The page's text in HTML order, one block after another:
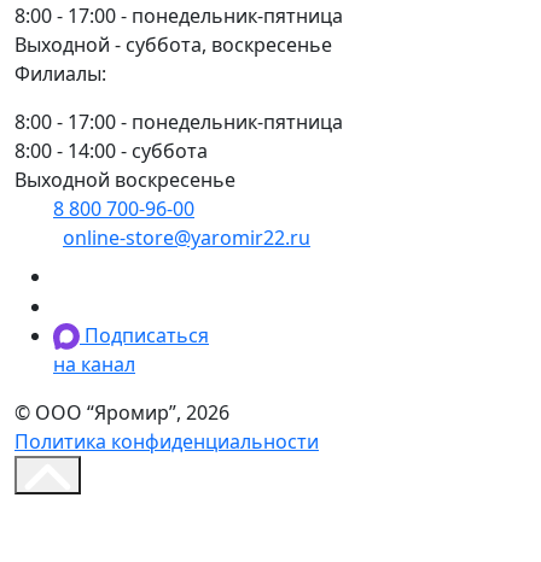
8:00 - 17:00 - понедельник-пятница
Выходной - суббота, воскресенье
Филиалы:
8:00 - 17:00 - понедельник-пятница
8:00 - 14:00 - суббота
Выходной воскресенье
8 800 700-96-00
online-store@yaromir22.ru
Подписаться
на канал
© ООО “Яромир”, 2026
Политика конфиденциальности